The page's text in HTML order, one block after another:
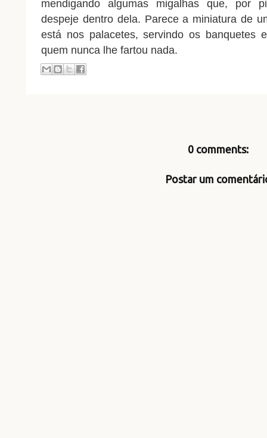
mendigando algumas migalhas que, por
despeje dentro dela. Parece a miniatura de
está nos palacetes, servindo os banquetes
quem nunca lhe fartou nada.
0 comments:
Postar um